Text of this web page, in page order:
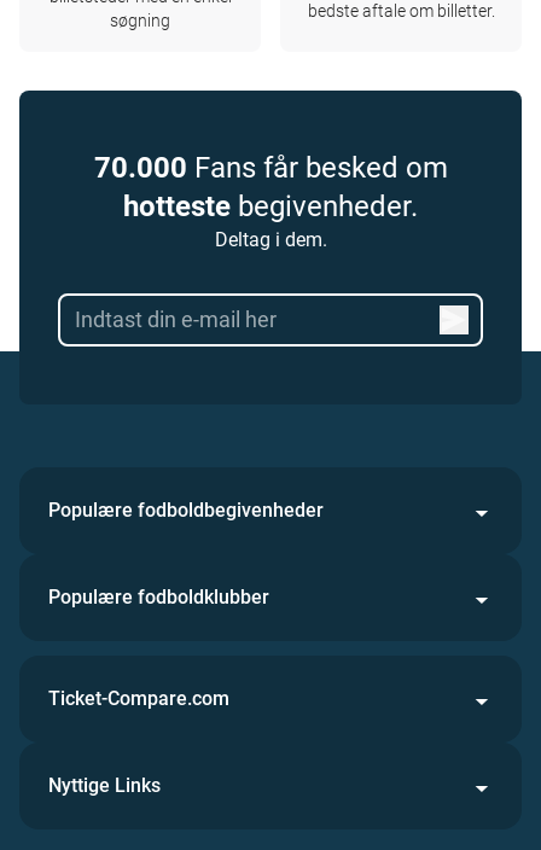
søgning
bedste aftale om billetter.
70.000 Fans får besked om
hotteste begivenheder.
Deltag i dem.
Populære fodboldbegivenheder
Populære fodboldklubber
Ticket-Compare.com
Nyttige Links